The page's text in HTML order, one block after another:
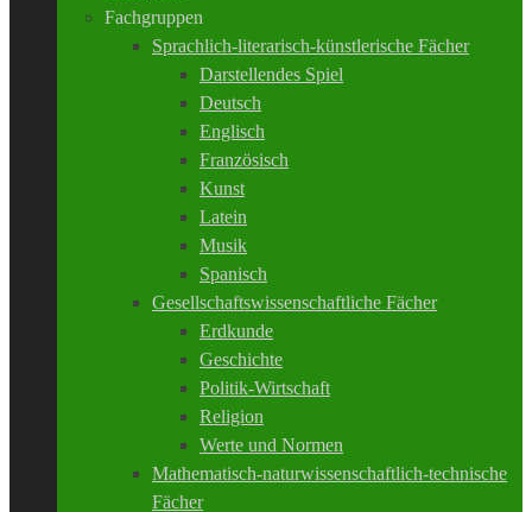
Fachgruppen
Sprachlich-literarisch-künstlerische Fächer
Darstellendes Spiel
Deutsch
Englisch
Französisch
Kunst
Latein
Musik
Spanisch
Gesellschaftswissenschaftliche Fächer
Erdkunde
Geschichte
Politik-Wirtschaft
Religion
Werte und Normen
Mathematisch-naturwissenschaftlich-technische
Fächer